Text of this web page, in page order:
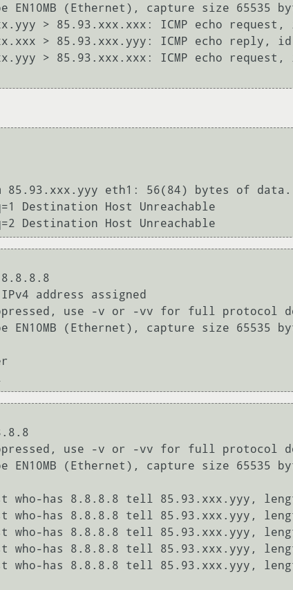
(Ethernet), capture size 65535
> 85.93.xxx.xxx: ICMP echo
> 85.93.xxx.yyy: ICMP echo reply,
> 85.93.xxx.xxx: ICMP echo
85.93.xxx.yyy eth1: 56(84) bytes of data.
Destination Host Unreachable
address assigned
use -v or -vv for full protocol
(Ethernet), capture size 65535
use -v or -vv for full protocol
(Ethernet), capture size 65535
who-has 8.8.8.8 tell 85.93.xxx.yyy,
who-has 8.8.8.8 tell 85.93.xxx.yyy,
who-has 8.8.8.8 tell 85.93.xxx.yyy,
who-has 8.8.8.8 tell 85.93.xxx.yyy,
who-has 8.8.8.8 tell 85.93.xxx.yyy,